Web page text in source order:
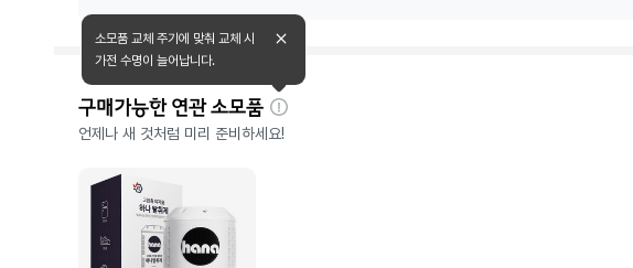
구매가능한 연관 소모품
자
세
소모품 교체 주기에 맞춰 교체 시
가전 수명이 늘어납니다.
언제나 새 것처럼 미리 준비하세요!